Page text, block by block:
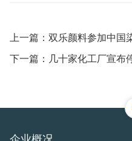
上一篇： 双乐颜料参加中国
下一篇： 几十家化工厂宣布